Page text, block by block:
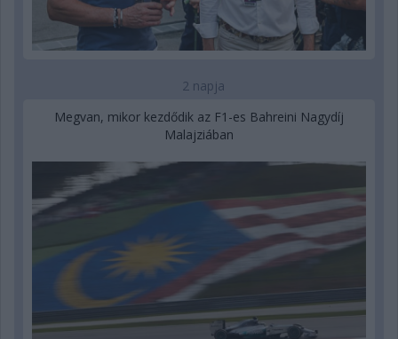
2 napja
Megvan, mikor kezdődik az F1-es Bahreini Nagydíj
Malajziában